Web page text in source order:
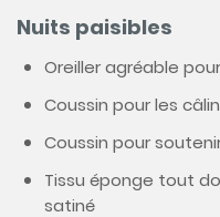
Nuits paisibles
Oreiller agréable
Coussin pour les
Coussin pour
Tissu éponge tout
satiné